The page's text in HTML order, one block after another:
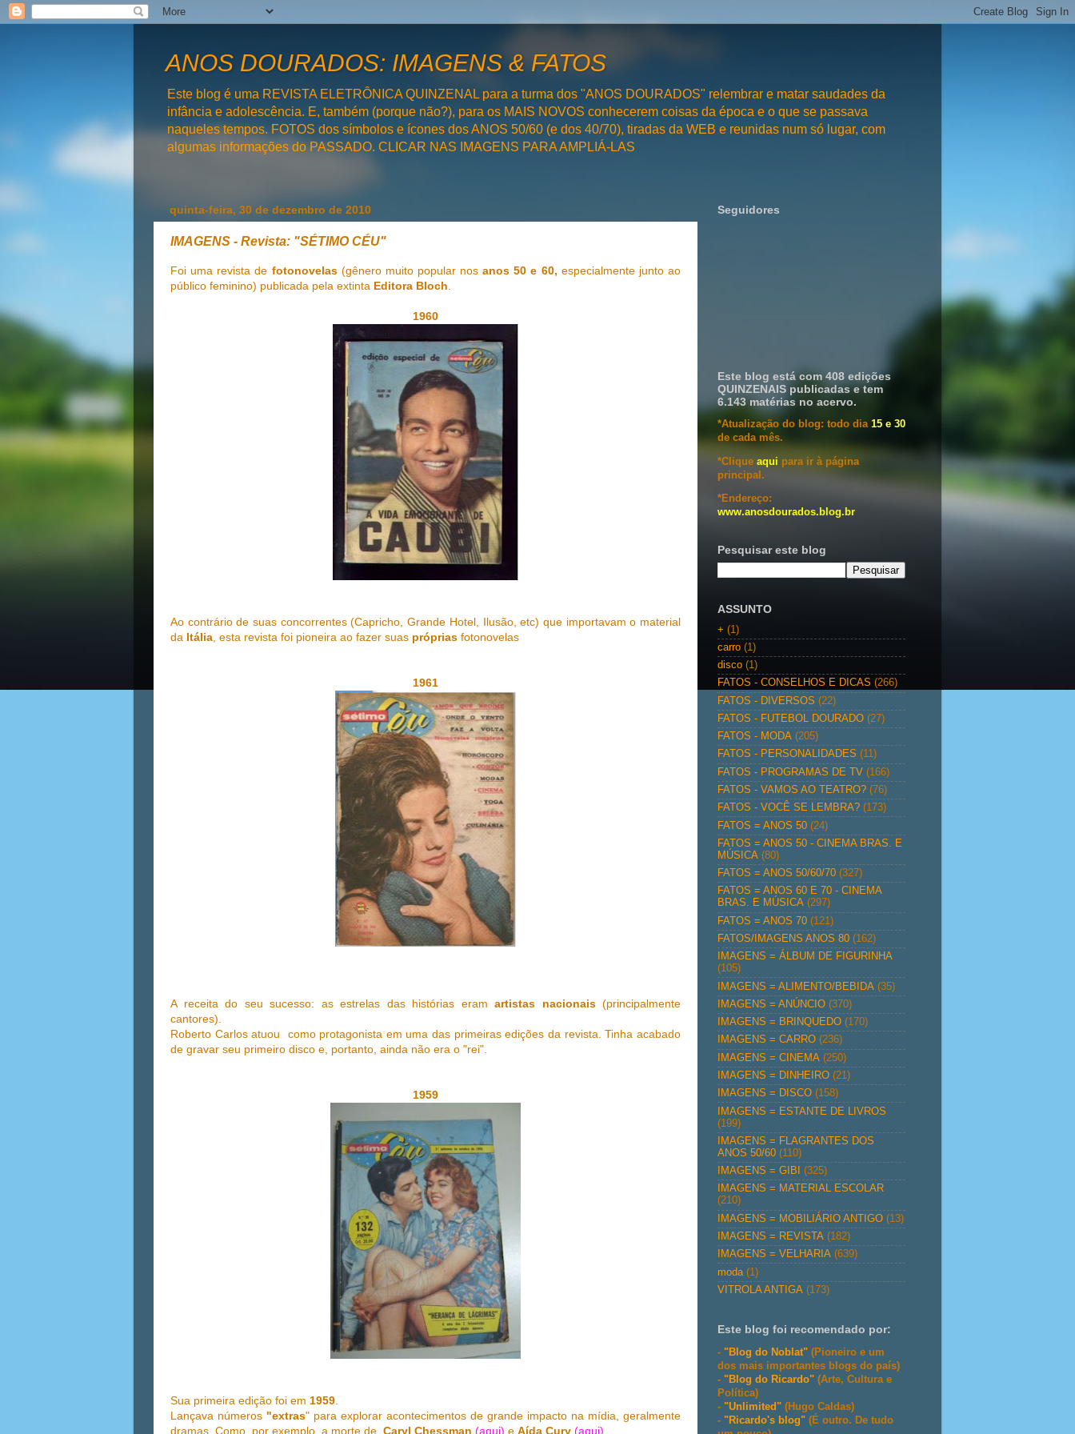
ANOS DOURADOS: IMAGENS & FATOS
Este blog é uma REVISTA ELETRÔNICA QUINZENAL para a turma dos "ANOS DOURADOS" relembrar e matar saudades da
infância e adolescência. E, também (porque não?), para os MAIS NOVOS conhecerem coisas da época e o que se passava
naqueles tempos. FOTOS dos símbolos e ícones dos ANOS 50/60 (e dos 40/70), tiradas da WEB e reunidas num só lugar, com
algumas informações do PASSADO. CLICAR NAS IMAGENS PARA AMPLIÁ-LAS
quinta-feira, 30 de dezembro de 2010
IMAGENS - Revista: "SÉTIMO CÉU"
Foi uma revista de fotonovelas(gênero muito popular nosanos 50 e 60, especialmente junto ao
público feminino) publicada pela extinta Editora Bloch.
1960
Ao contrário de suas concorrentes (Capricho, Grande Hotel, Ilusão, etc) que importavam o material
da Itália, esta revista foi pioneira ao fazer suas próprias fotonovelas
1961
A receita do seu sucesso: as estrelas das histórias eram artistas nacionais(principalmente
cantores).
Roberto Carlos atuou como protagonista em uma das primeiras edições da revista. Tinha acabado
de gravar seu primeiro disco e, portanto, ainda não era o "rei".
1959
Sua primeira edição foi em 1959.
Lançava números "extras" para explorar acontecimentos de grande impacto na mídia, geralmente
dramas. Como, por exemplo, a morte de Caryl Chessman (aqui) e Aída Cury (aqui)
Seguidores
Este blog está com 408 edições
QUINZENAIS publicadas e tem
6.143 matérias no acervo.
*Atualização do blog: todo dia 15 e 30
de cada mês.
*Clique aqui para ir à página
principal.
*Endereço:
www.anosdourados.blog.br
Pesquisar este blog
ASSUNTO
+ (1)
carro (1)
disco (1)
FATOS - CONSELHOS E DICAS (266)
FATOS - DIVERSOS (22)
FATOS - FUTEBOL DOURADO (27)
FATOS - MODA (205)
FATOS - PERSONALIDADES (11)
FATOS - PROGRAMAS DE TV (166)
FATOS - VAMOS AO TEATRO? (76)
FATOS - VOCÊ SE LEMBRA? (173)
FATOS = ANOS 50 (24)
FATOS = ANOS 50 - CINEMA BRAS. E
MÚSICA (80)
FATOS = ANOS 50/60/70 (327)
FATOS = ANOS 60 E 70 - CINEMA
BRAS. E MÚSICA (297)
FATOS = ANOS 70 (121)
FATOS/IMAGENS ANOS 80 (162)
IMAGENS = ÁLBUM DE FIGURINHA
(105)
IMAGENS = ALIMENTO/BEBIDA (35)
IMAGENS = ANÚNCIO (370)
IMAGENS = BRINQUEDO (170)
IMAGENS = CARRO (236)
IMAGENS = CINEMA (250)
IMAGENS = DINHEIRO (21)
IMAGENS = DISCO (158)
IMAGENS = ESTANTE DE LIVROS
(199)
IMAGENS = FLAGRANTES DOS
ANOS 50/60 (110)
IMAGENS = GIBI
(325)
IMAGENS = MATERIAL ESCOLAR
(210)
IMAGENS = MOBILIÁRIO ANTIGO (13)
IMAGENS = REVISTA (182)
IMAGENS = VELHARIA (639)
moda (1)
VITROLA ANTIGA (173)
Este blog foi recomendado por:
- "Blog do Noblat" (Pioneiro e um
dos mais importantes blogs do país)
- "Blog do Ricardo" (Arte, Cultura e
Política)
- "Unlimited" (Hugo Caldas)
- "Ricardo's blog" (É outro. De tudo